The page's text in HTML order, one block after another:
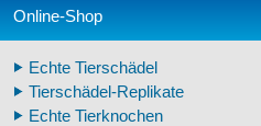
Online-Shop
Echte Tierschädel
Tierschädel-Replikate
Echte Tierknochen